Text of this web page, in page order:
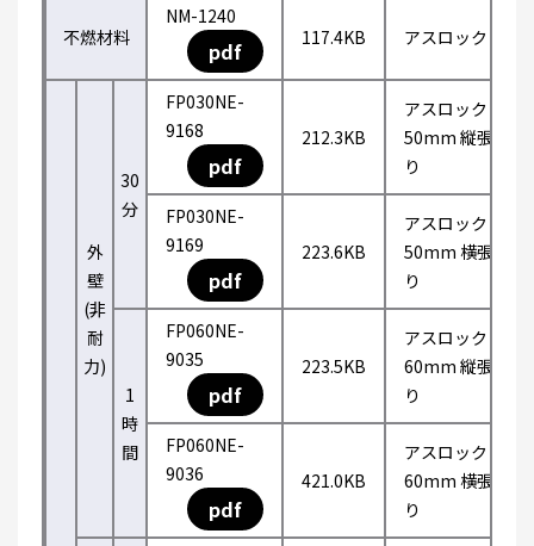
不燃材料
NM-1240
pdf 117.4KB アスロック
外
壁
(非
耐
力)
30
分
FP030NE-
9168
pdf
212.3KB
アスロック
50mm 縦張
り
FP030NE-
9169
pdf
223.6KB
アスロック
50mm 横張
り
1
時
間
FP060NE-
9035
pdf
223.5KB
アスロック
60mm 縦張
り
FP060NE-
9036
pdf
421.0KB
アスロック
60mm 横張
り